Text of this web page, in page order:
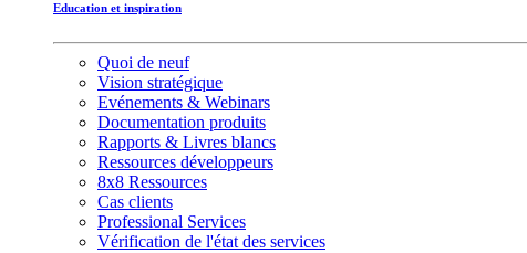
Education et inspiration
Quoi de neuf
Vision stratégique
Evénements & Webinars
Documentation produits
Rapports & Livres blancs
Ressources développeurs
8x8 Ressources
Cas clients
Professional Services
Vérification de l'état des services